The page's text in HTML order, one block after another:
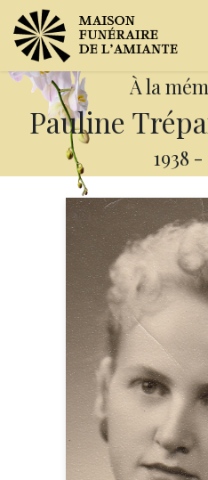
À la
Pauline
1938 -